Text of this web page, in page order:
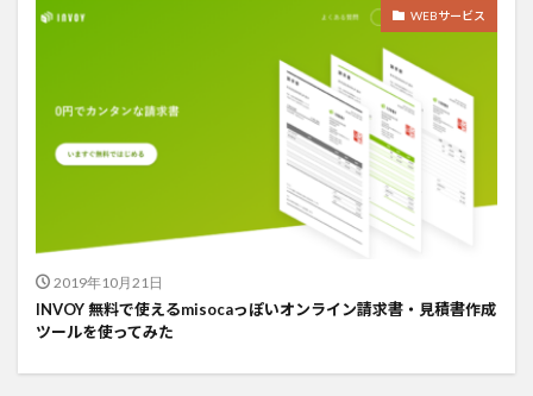
WEBサービス
2019年10月21日
INVOY 無料で使えるmisocaっぽいオンライン請求書・見積書作成
ツールを使ってみた